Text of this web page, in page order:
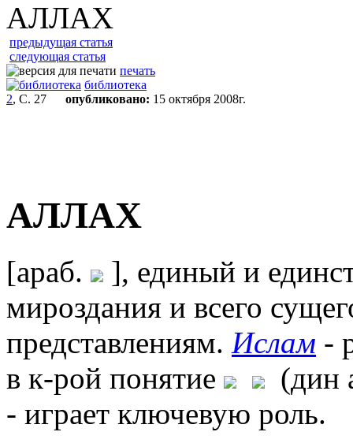
АЛЛАХ
предыдущая статья
следующая статья
печать
библиотека
2, С. 27 опубликовано: 15 октября 2008г.
АЛЛАХ
[араб.
], единый и
мироздания и всего
представлениям. Ислам -
в к-рой понятие
(дин
- играет ключевую роль.